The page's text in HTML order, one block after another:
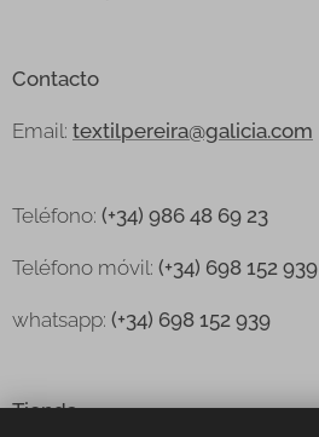
Contacto
Email: textilpereira@galicia.com
Teléfono: (+34) 986 48 69 23
Teléfono móvil: (+34) 698 152 939
whatsapp: (+34) 698 152 939
Tienda